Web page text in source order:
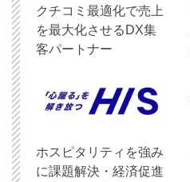
クチコミ最適化で売上
を最大化させるDX集
客パートナー
ホスピタリティを強み
に課題解決・経済促進